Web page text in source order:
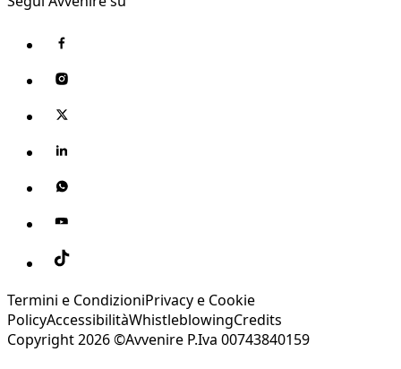
Termini e CondizioniPrivacy e Cookie
PolicyAccessibilitàWhistleblowingCredits
Copyright 2026 ©Avvenire P.Iva 00743840159